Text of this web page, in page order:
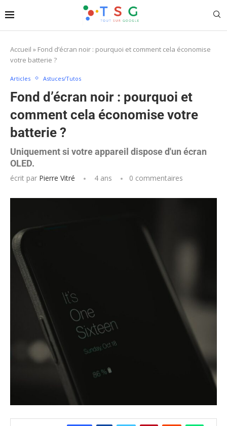
Accueil » Fond d’écran noir : pourquoi et comment cela économise
votre batterie ?
Articles Astuces/Tutos
Fond d’écran noir : pourquoi et
comment cela économise votre
batterie ?
Uniquement si votre appareil dispose d'un écran
OLED.
écrit par Pierre Vitré 4 ans 0 commentaires